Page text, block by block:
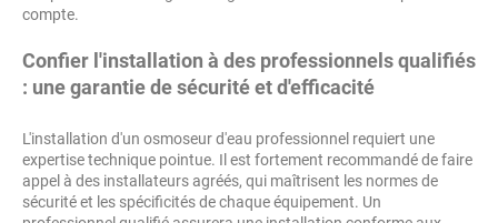
compte.
Confier l'installation à des professionnels qualifiés
: une garantie de sécurité et d'efficacité
L'installation d'un osmoseur d'eau professionnel requiert une
expertise technique pointue. Il est fortement recommandé de faire
appel à des installateurs agréés, qui maîtrisent les normes de
sécurité et les spécificités de chaque équipement. Un